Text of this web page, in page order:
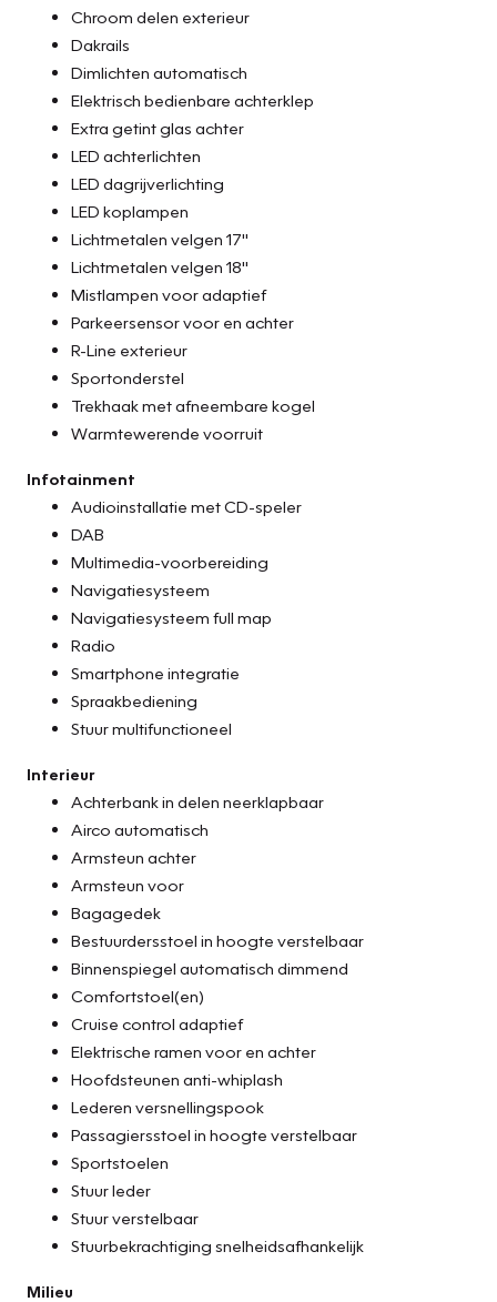
Chroom delen exterieur
Dakrails
Dimlichten automatisch
Elektrisch bedienbare achterklep
Extra getint glas achter
LED achterlichten
LED dagrijverlichting
LED koplampen
Lichtmetalen velgen 17"
Lichtmetalen velgen 18"
Mistlampen voor adaptief
Parkeersensor voor en achter
R-Line exterieur
Sportonderstel
Trekhaak met afneembare kogel
Warmtewerende voorruit
Infotainment
Audioinstallatie met CD-speler
DAB
Multimedia-voorbereiding
Navigatiesysteem
Navigatiesysteem full map
Radio
Smartphone integratie
Spraakbediening
Stuur multifunctioneel
Interieur
Achterbank in delen neerklapbaar
Airco automatisch
Armsteun achter
Armsteun voor
Bagagedek
Bestuurdersstoel in hoogte verstelbaar
Binnenspiegel automatisch dimmend
Comfortstoel(en)
Cruise control adaptief
Elektrische ramen voor en achter
Hoofdsteunen anti-whiplash
Lederen versnellingspook
Passagiersstoel in hoogte verstelbaar
Sportstoelen
Stuur leder
Stuur verstelbaar
Stuurbekrachtiging snelheidsafhankelijk
Milieu